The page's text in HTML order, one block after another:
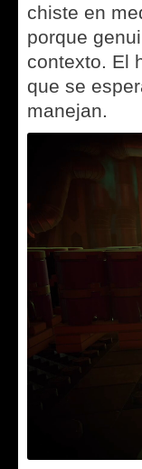
chiste en
porque
contexto. El
que se
manejan.